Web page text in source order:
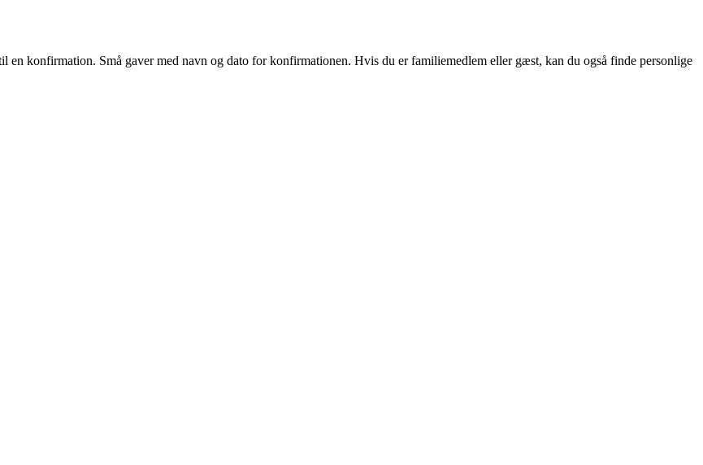
en konfirmation. Små gaver med navn og dato for konfirmationen. Hvis du er familiemedlem eller gæst, kan du også finde personlige